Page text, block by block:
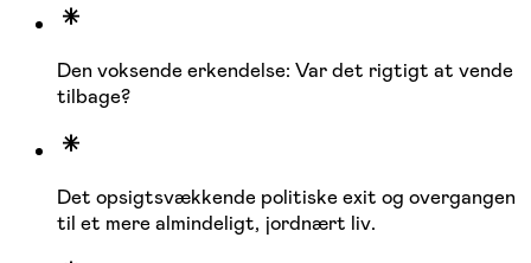
Den voksende erkendelse: Var det rigtigt at vende
tilbage?
Det opsigtsvækkende politiske exit og overgangen
til et mere almindeligt, jordnært liv.